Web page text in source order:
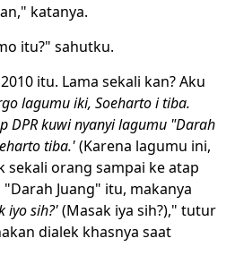
katanya.
itu?" sahutku.
itu. Lama sekali kan? Aku
lagumu iki, Soeharto i tiba.
DPR kuwi nyanyi lagumu "Darah
tiba.'(Karena lagumu ini,
sekali orang sampai ke atap
Juang" itu, makanya
iyo sih?'(Masak iya sih?)," tutur
dialek khasnya saat